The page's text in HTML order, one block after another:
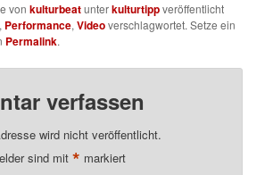
vonkulturbeatunterkulturtippveröffentlicht
, Performance,Videoverschlagwortet. Setze ein
Permalink.
verfassen
wird nicht veröffentlicht.
sind mit* markiert